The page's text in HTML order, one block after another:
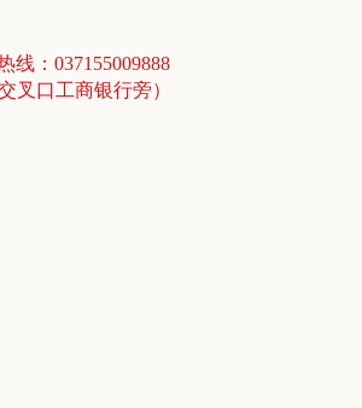
线：037155009888
叉口工商银行旁）